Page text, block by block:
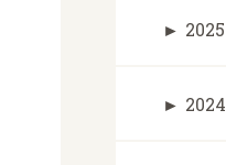
► 2025
► 2024